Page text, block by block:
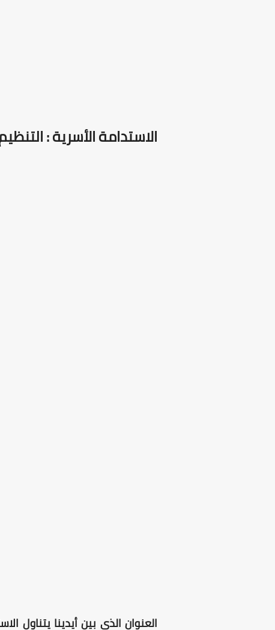
الاستدامة الأسرية :
العنوان الذي بين أيدينا يتناول